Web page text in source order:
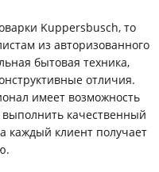
Kuppersbusch, то
из авторизованного
бытовая техника,
отличия.
имеет возможность
качественный
каждый клиент получает